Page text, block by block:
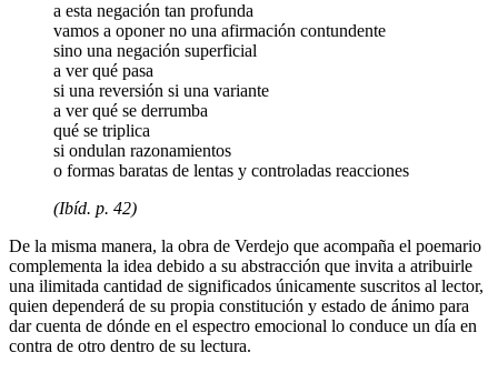
a esta negación tan profunda
vamos a oponer no una afirmación contundente
sino una negación superficial
a ver qué pasa
si una reversión si una variante
a ver qué se derrumba
qué se triplica
si ondulan razonamientos
o formas baratas de lentas y controladas reacciones
(Ibíd. p. 42)
De la misma manera, la obra de Verdejo que acompaña el poemario
complementa la idea debido a su abstracción que invita a atribuirle
una ilimitada cantidad de significados únicamente suscritos al lector,
quien dependerá de su propia constitución y estado de ánimo para
dar cuenta de dónde en el espectro emocional lo conduce un día en
contra de otro dentro de su lectura.